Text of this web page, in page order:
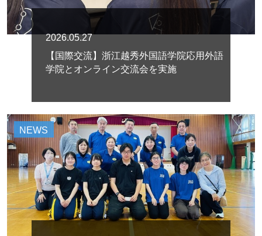
2026.05.27
【国際交流】浙江越秀外国語学院応用外語
学院とオンライン交流会を実施
NEWS